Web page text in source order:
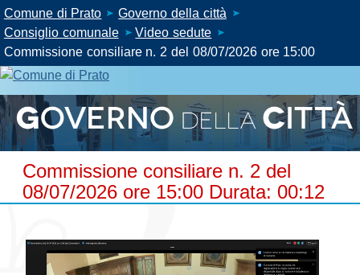
Comune di Prato
Governo della città
Consiglio comunale
Video sedute
Commissione consiliare n. 2 del 08/07/2026 ore 15:00
Commissione consiliare n. 2 del
08/07/2026 ore 15:00 Durata: 00:12